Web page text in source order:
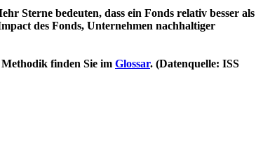
Sterne bedeuten, dass ein Fonds relativ besser als
des Fonds, Unternehmen nachhaltiger
finden Sie im Glossar. (Datenquelle: ISS